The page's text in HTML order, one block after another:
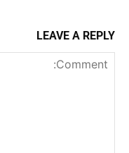
LEAVE A REPLY